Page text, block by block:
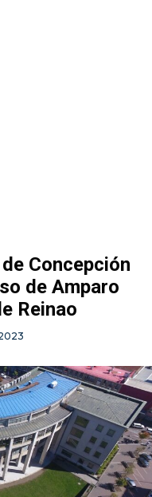
Concepción
de Amparo
Reinao